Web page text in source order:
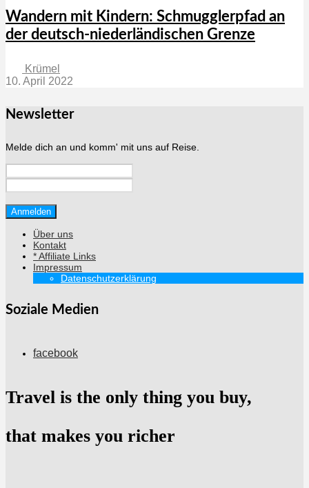
Wandern mit Kindern: Schmugglerpfad an
der deutsch-niederländischen Grenze
Krümel
10. April 2022
Newsletter
Melde dich an und komm' mit uns auf Reise.
Über uns
Kontakt
* Affiliate Links
Impressum
Datenschutzerklärung
Soziale Medien
facebook
Travel is the only thing you buy,
that makes you richer